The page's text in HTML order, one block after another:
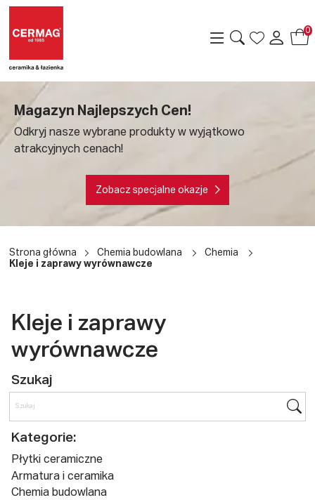
0
Magazyn Najlepszych Cen!
Odkryj nasze wybrane produkty w wyjątkowo
atrakcyjnych cenach!
Zobacz specjalne okazje
Strona główna Chemia budowlana
Chemia
Kleje i zaprawy wyrównawcze
Kleje i zaprawy
wyrównawcze
Szukaj
Kategorie:
Płytki ceramiczne
Armatura i ceramika
Chemia budowlana